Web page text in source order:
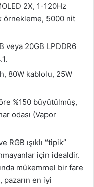
2X, 1-120Hz
örnekleme, 5000 nit
veya 20GB LPDDR6
80W kablolu, 25W
%150 büyütülmüş,
odası (Vapor
RGB ışıklı “tipik”
için idealdir.
mükemmel bir fare
en iyi